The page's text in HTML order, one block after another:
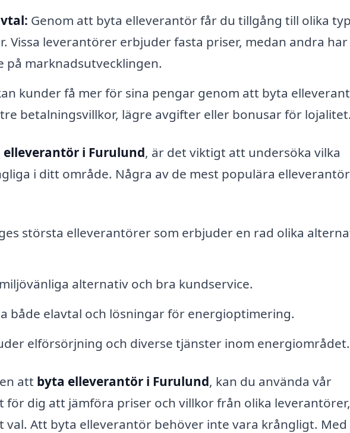
Genom att byta elleverantör får du tillgång till olika
Vissa leverantörer erbjuder fasta priser, medan andra har
marknadsutvecklingen.
kunder få mer för sina pengar genom att byta
betalningsvillkor, lägre avgifter eller bonusar för lojalitet.
elleverantör i Furulund, är det viktigt att undersöka vilka
i ditt område. Några av de mest populära
största elleverantörer som erbjuder en rad olika
alternativ och bra kundservice.
både elavtal och lösningar för energioptimering.
elförsörjning och diverse tjänster inom energiområdet.
att byta elleverantör i Furulund, kan du använda vår
dig att jämföra priser och villkor från olika
val. Att byta elleverantör behöver inte vara krångligt.